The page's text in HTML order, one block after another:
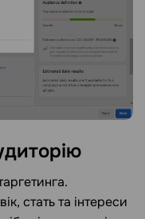
стать та інтереси